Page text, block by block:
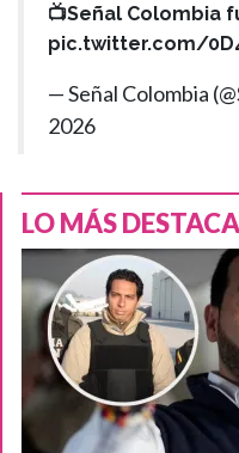
📺Señal Colombia
pic.twitter.com/
— Señal Colombia
2026
LO MÁS